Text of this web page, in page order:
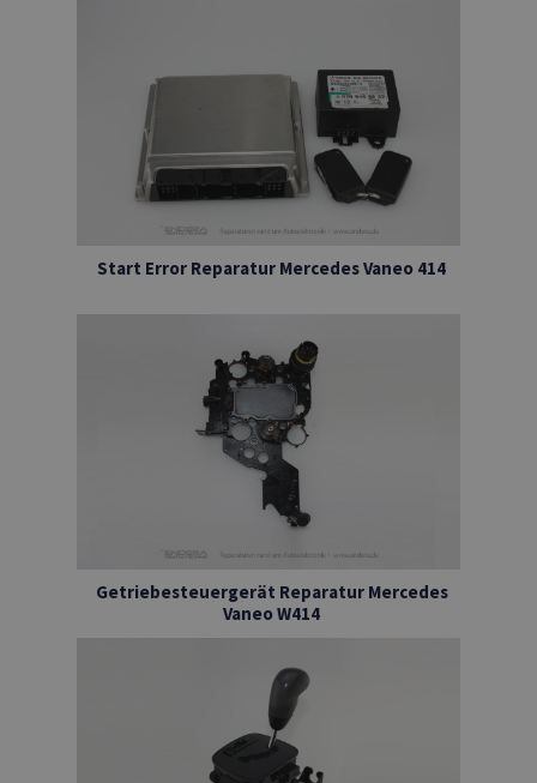
Start Error Reparatur Mercedes Vaneo 414
Getriebesteuergerät Reparatur Mercedes
Vaneo W414